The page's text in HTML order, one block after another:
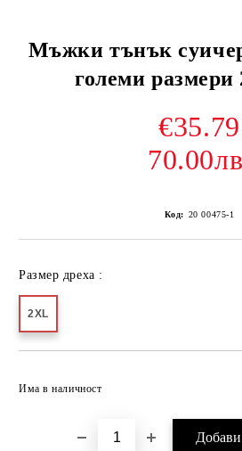
Мъжки тънък
големи размери
€35.79
Код: 20 00475-1
Размер дреха :
2XL
Има в наличност